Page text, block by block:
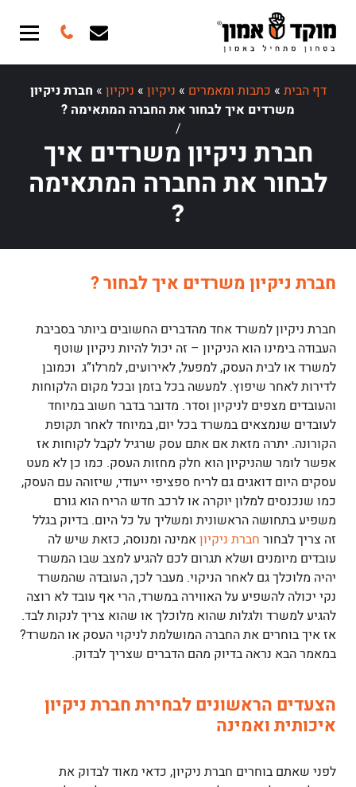
דף הבית » כתבות ומאמרים » ניקיון » ניקיון » חברת ניקיון
משרדים איך לבחור את החברה המתאימה ?
/
חברת ניקיון משרדים איך
לבחור את החברה המתאימה
?
חברת ניקיון משרדים איך לבחור ?
חברת ניקיון למשרד אחד מהדברים החשובים ביותר בסביבת
העבודה בימינו הוא הניקיון – זה יכול להיות ניקיון שוטף
למשרד או לבית העסק, למפעל, לאירועים, למרלו”ג וכמובן
לדירות לאחר שיפוץ. למעשה בכל בזמן ובכל מקום הלקוחות
והעובדים מצפים לניקיון וסדר. מדובר בדבר חשוב במיוחד
לעובדים שנמצאים במשרד בכל יום, במיוחד לאחר תקופת
הקורונה. יתרה מזאת אם אתם עסק שרגיל לקבל לקוחות אז
אפשר לומר שהניקיון הוא חלק מחזות העסק. כמו כן לא מעט
עסקים היום דואגים גם לריח ספציפי ייעודי, שיזוהה עם העסק,
כמו שנכנסים למלון יוקרה או לרכב חדש הריח הוא גורם
משפיע בתחושה הראשונית ומשליך על כל היום. בדיוק בגלל
זה צריך לבחור חברת ניקיוןאמינה ומנוסה, כזאת שיש לה
עובדים מיומנים ושלא תגרום לכם להגיע למצב שבו המשרד
יהיה מלוכלך גם לאחר הניקוי. מעבר לכך, העובדה שהמשרד
נקי יכולה להשפיע על האווירה במשרד, הרי אף עובד לא רוצה
להגיע למשרד ולגלות שהוא מלוכלך או שהוא צריך לנקות לבד.
אז איך בוחרים את החברה המושלמת לניקוי העסק או המשרד?
במאמר הבא נראה בדיוק מהם הדברים שצריך לבדוק.
הצעדים הראשונים לבחירת חברת ניקיון
איכותית ואמינה
לפני שאתם בוחרים חברת ניקיון, כדאי מאוד לבדוק את